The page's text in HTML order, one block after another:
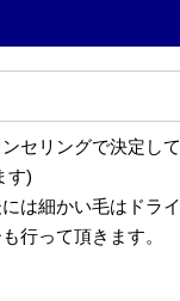
セリングで決定して
す)
は細かい毛はドラ
行って頂きます。